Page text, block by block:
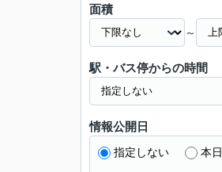
面積
～
駅・バス停からの時間
情報公開日
指定しない 本日